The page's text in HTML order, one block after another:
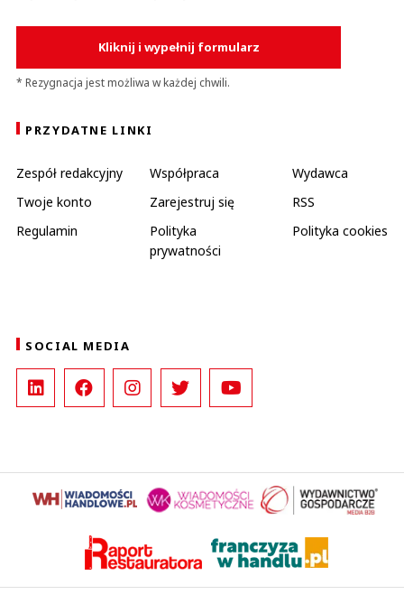
Kliknij i wypełnij formularz
* Rezygnacja jest możliwa w każdej chwili.
PRZYDATNE LINKI
Zespół redakcyjny Współpraca
Wydawca
Twoje konto
Zarejestruj się
RSS
Regulamin
Polityka
prywatności
Polityka cookies
SOCIAL MEDIA